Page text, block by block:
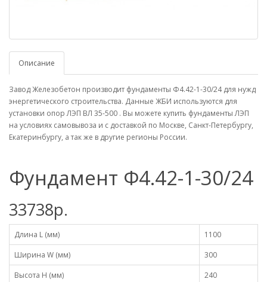
Описание
Завод Железобетон производит фундаменты Ф4.42-1-30/24 для нужд
энергетического строительства. Данные ЖБИ используются для
установки опор ЛЭП ВЛ 35-500 . Вы можете купить фундаменты ЛЭП
на условиях самовывоза и с доставкой по Москве, Санкт-Петербургу,
Екатеринбургу, а так же в другие регионы России.
Фундамент Ф4.42-1-30/24
33738р.
Длина L (мм)
1100
Ширина W (мм)
300
Высота H (мм)
240